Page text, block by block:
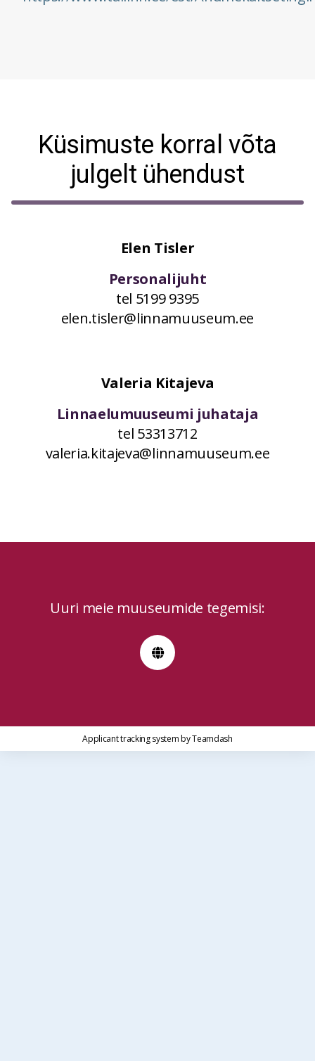
Küsimuste korral võta
julgelt ühendust
Elen Tisler
Personalijuht
tel 5199 9395
elen.tisler@linnamuuseum.ee
Valeria Kitajeva
Linnaelumuuseumi juhataja
tel 53313712
valeria.kitajeva@linnamuuseum.ee
Uuri meie muuseumide tegemisi:
Applicant tracking systembyTeamdash